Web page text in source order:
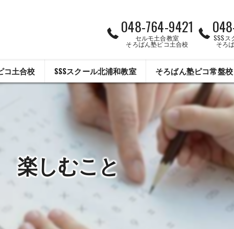
048-764-9421
セルモ土合教室
そろばん塾ピコ土合校
SSSス
そろ
コ土合校 SSSスクール北浦和教室 そろばん塾ピコ常盤校
楽しむこと